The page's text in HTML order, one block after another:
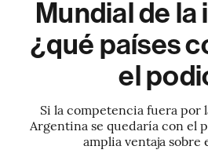
Mundial de
¿qué países
el
Si la competencia fuera por
Argentina se quedaría con el
amplia ventaja sobre